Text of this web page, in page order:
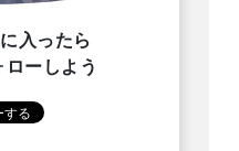
入ったら
ーしよう